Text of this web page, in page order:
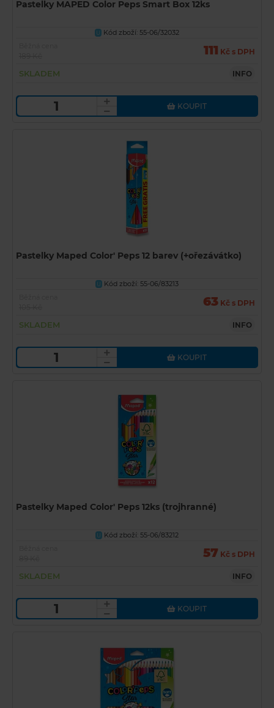
Pastelky MAPED Color Peps Smart Box 12ks
U
Kód zboží: 55-06/32032
111 Kč s DPH
SKLADEM INFO
KOUPIT
Pastelky Maped Color' Peps 12 barev (+ořezávátko)
U
Kód zboží: 55-06/83213
63 Kč s DPH
SKLADEM INFO
KOUPIT
Pastelky Maped Color' Peps 12ks (trojhranné)
U
Kód zboží: 55-06/83212
57 Kč s DPH
SKLADEM INFO
KOUPIT